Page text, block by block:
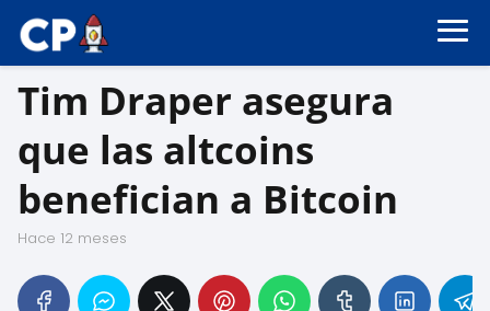
Tim Draper asegura
que las altcoins
benefician a Bitcoin
hace 12 meses